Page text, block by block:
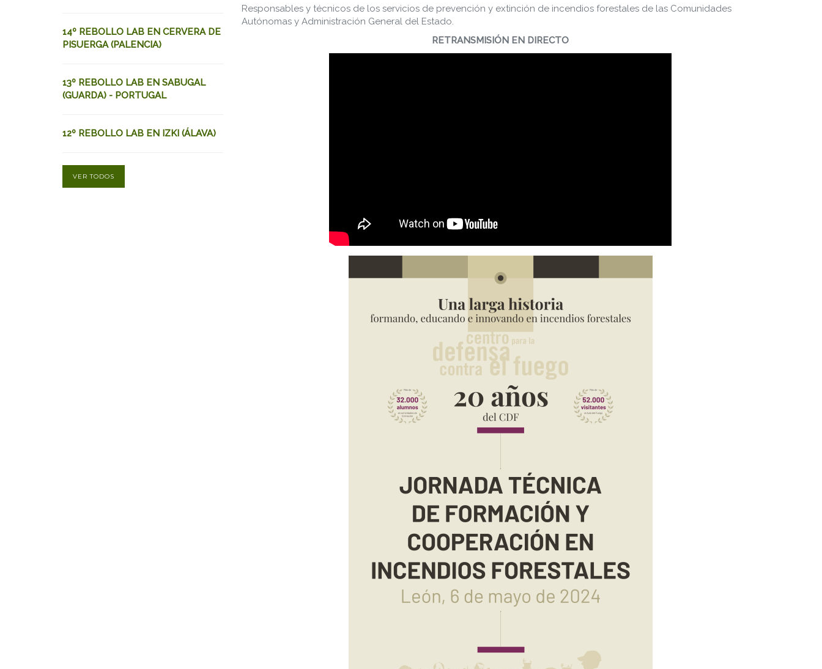
14º REBOLLO LAB EN CERVERA DE
PISUERGA (PALENCIA)
13º REBOLLO LAB EN SABUGAL
(GUARDA) - PORTUGAL
12º REBOLLO LAB EN IZKI (ÁLAVA)
VER TODOS
Responsables y técnicos de los servicios de prevención y extinción de incendios forestales de las Comunidades
Autónomas y Administración General del Estado.
RETRANSMISIÓN EN DIRECTO